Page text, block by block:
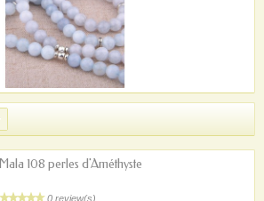
Mala 108 perles d'Améthyste
0 review(s)